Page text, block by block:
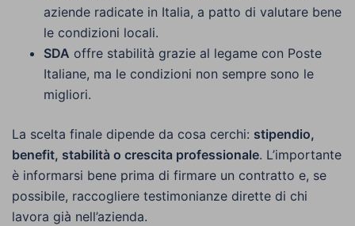
aziende radicate in Italia, a patto di valutare bene
le condizioni locali.
SDA offre stabilità grazie al legame con Poste
Italiane, ma le condizioni non sempre sono le
migliori.
La scelta finale dipende da cosa cerchi: stipendio,
benefit, stabilità o crescita professionale. L’importante
è informarsi bene prima di firmare un contratto e, se
possibile, raccogliere testimonianze dirette di chi
lavora già nell’azienda.